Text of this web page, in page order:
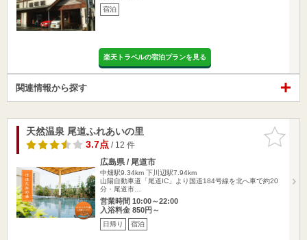
宿泊
楽天トラベルの宿泊プランを見る
関連情報から探す
お気に入
りに追加
天然温泉 尾道ふれあいの里
3.7点/ 12 件
広島県 / 尾道市
中畑駅9.34km 下川辺駅7.94km
山陽自動車道「尾道IC」より国道184号線を北へ車で約20
分・尾道市…
営業時間 10:00～22:00
入浴料金 850円～
日帰り 宿泊